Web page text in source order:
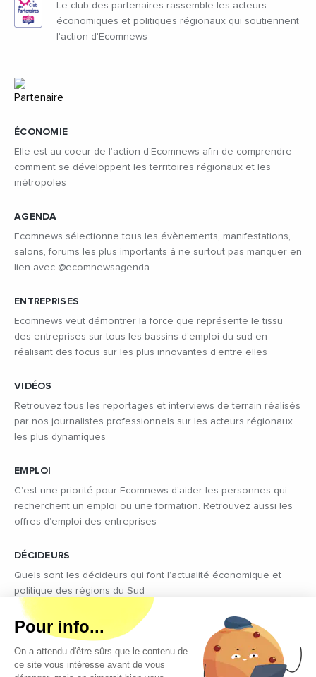
ÉCONOMIE
Elle est au coeur de l’action d’Ecomnews afin de comprendre
comment se développent les territoires régionaux et les
métropoles
AGENDA
Ecomnews sélectionne tous les évènements, manifestations,
salons, forums les plus importants à ne surtout pas manquer en
lien avec @ecomnewsagenda
ENTREPRISES
Ecomnews veut démontrer la force que représente le tissu
des entreprises sur tous les bassins d’emploi du sud en
réalisant des focus sur les plus innovantes d’entre elles
VIDÉOS
Retrouvez tous les reportages et interviews de terrain réalisés
par nos journalistes professionnels sur les acteurs régionaux
les plus dynamiques
EMPLOI
C’est une priorité pour Ecomnews d’aider les personnes qui
recherchent un emploi ou une formation. Retrouvez aussi les
offres d’emploi des entreprises
DÉCIDEURS
Quels sont les décideurs qui font l’actualité économique et
politique des régions du Sud
Le club des partenaires rassemble les acteurs
économiques et politiques régionaux qui soutiennent
l'action d'Ecomnews